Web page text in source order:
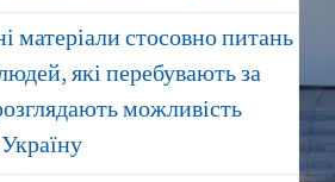
матеріали стосовно питань
які перебувають за
можливість